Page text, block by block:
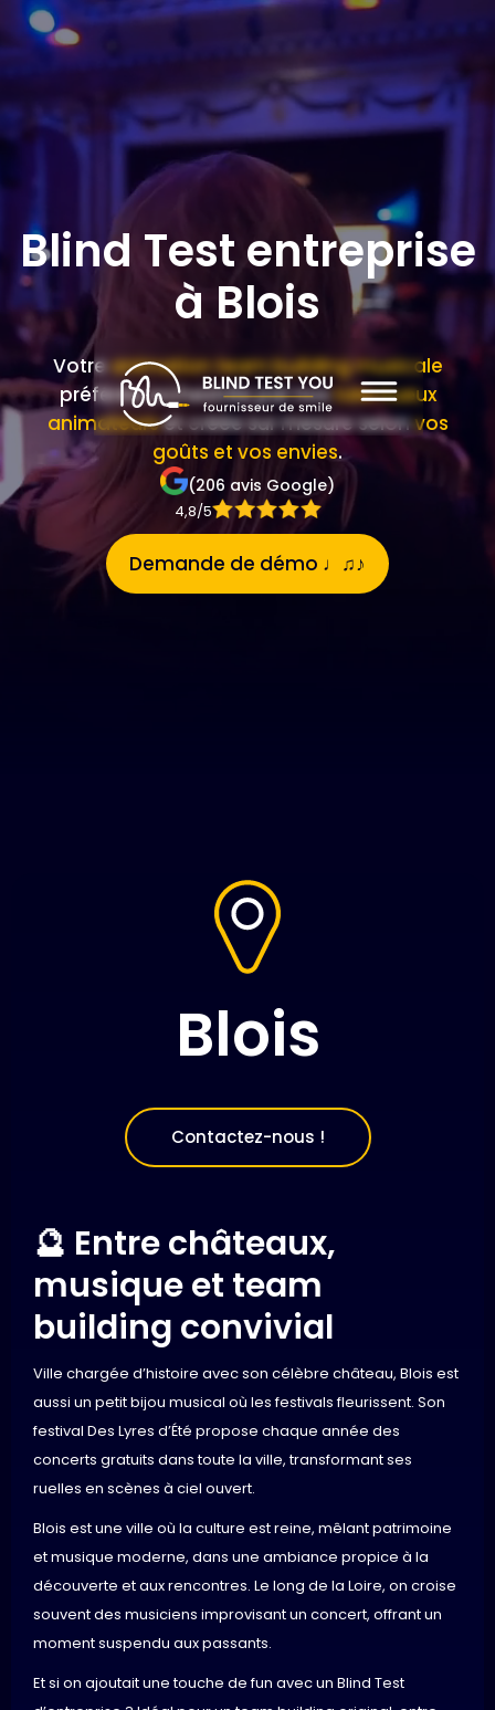
Blind Test entreprise
à Blois
Votreanimation team building musicale
préférée orchestrée par nostalentueux
animateurset créée sur mesure selonvos
goûts et vos envies.
(206 avis Google)
4,8/5
Demande de démo ♩♫♪
Blois
Contactez-nous !
🔮 Entre châteaux,
musique et team
building convivial
Ville chargée d’histoire avec son célèbre château, Blois est
aussi un petit bijou musical où les festivals fleurissent. Son
festival Des Lyres d’Été propose chaque année des
concerts gratuits dans toute la ville, transformant ses
ruelles en scènes à ciel ouvert.
Blois est une ville où la culture est reine, mêlant patrimoine
et musique moderne, dans une ambiance propice à la
découverte et aux rencontres. Le long de la Loire, on croise
souvent des musiciens improvisant un concert, offrant un
moment suspendu aux passants.
Et si on ajoutait une touche de fun avec un Blind Test